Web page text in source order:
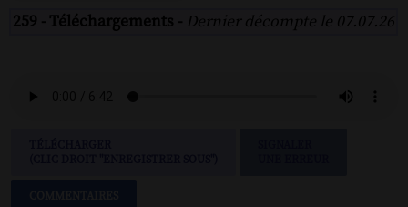
259 - Téléchargements - Dernier décompte le 07.07.26